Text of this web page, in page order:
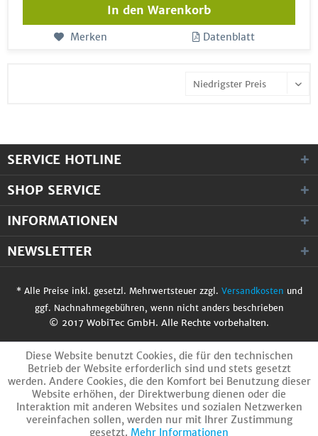
In den Warenkorb
Merken Datenblatt
SERVICE HOTLINE
SHOP SERVICE
INFORMATIONEN
NEWSLETTER
* Alle Preise inkl. gesetzl. Mehrwertsteuer zzgl. Versandkosten und
ggf. Nachnahmegebühren, wenn nicht anders beschrieben
© 2017 WobiTec GmbH. Alle Rechte vorbehalten.
Diese Website benutzt Cookies, die für den technischen
Betrieb der Website erforderlich sind und stets gesetzt
werden. Andere Cookies, die den Komfort bei Benutzung dieser
Website erhöhen, der Direktwerbung dienen oder die
Interaktion mit anderen Websites und sozialen Netzwerken
vereinfachen sollen, werden nur mit Ihrer Zustimmung
gesetzt. Mehr Informationen